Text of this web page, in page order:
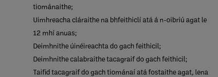
tiománaithe;
Uimhreacha cláraithe na bhfeithiclí atá á n-oibriú agat le
12 mhí anuas;
Deimhnithe úinéireachta do gach feithicil;
Deimhnithe calabraithe tacagraif do gach feithicil;
Taifid tacagraif do gach tiománaí atá fostaithe agat, lena